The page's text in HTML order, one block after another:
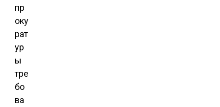
пр
оку
рат
ур
ы
тре
бо
ва